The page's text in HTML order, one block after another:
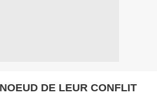
DE LEUR CONFLIT